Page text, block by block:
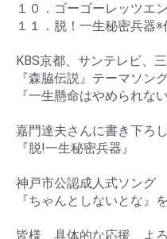
１０．ゴーゴーレッツエ
１１．脱！一生秘密兵器
KBS京都、サンテレビ、
『森脇伝説』テーマソン
『一生懸命はやめられない
嘉門達夫さんに書き下ろ
『脱!一生秘密兵器』
神戸市公認成人式ソング
『ちゃんとしないとな』
皆様、具体的な応援、よ